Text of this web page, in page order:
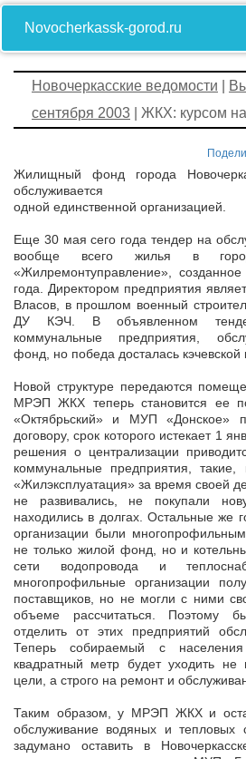
Novocherkassk-gorod.ru
Новочеркасские ведомости
сентября 2003 | ЖКХ: курсом
Жилищный фонд города
обслуживается
одной единственной организацией.
Еще 30 мая сего года тендер на
вообще всего жилья в
«Жилремонтуправление»,
года. Директором предприятия
Власов, в прошлом военный
ДУ КЭЧ. В объявленном
коммунальные предприятия,
фонд, но победа досталась кэчевской
Новой структуре передаются
МРЭП ЖКХ теперь становится ее
«Октябрьский» и МУП «Донское»
договору, срок которого истекает 1
решения о централизации
коммунальные предприятия,
«Жилэксплуатация» за время своей
не развивались, не покупали
находились в долгах. Остальные же
организации были
не только жилой фонд, но и
сети водопровода и
многопрофильные организации
поставщиков, но не могли с ними
объеме рассчитаться. Поэтому
отделить от этих предприятий
Теперь собираемый с
квадратный метр будет уходить
цели, а строго на ремонт и
Таким образом, у МРЭП ЖКХ и
обслуживание водяных и тепловых
задумано оставить в